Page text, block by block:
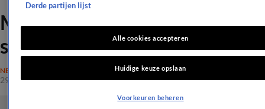
Marga Bult bedankt voor
steun na dood van ex-man
NEDERLAND
29 aug 2021, 10:18
Derde partijen lijst
Alle cookies accepteren
Huidige keuze opslaan
Voorkeuren beheren